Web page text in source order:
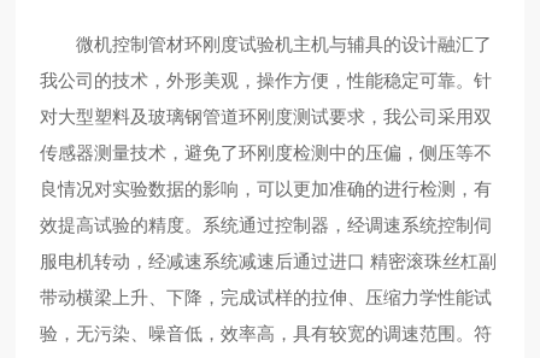
微机控制管材环刚度试验机主机与辅具的设计融汇了
我公司的技术，外形美观，操作方便，性能稳定可靠。针
对大型塑料及玻璃钢管道环刚度测试要求，我公司采用双
传感器测量技术，避免了环刚度检测中的压偏，侧压等不
良情况对实验数据的影响，可以更加准确的进行检测，有
效提高试验的精度。系统通过控制器，经调速系统控制伺
服电机转动，经减速系统减速后通过进口 精密滚珠丝杠副
带动横梁上升、下降，完成试样的拉伸、压缩力学性能试
验，无污染、噪音低，效率高，具有较宽的调速范围。符